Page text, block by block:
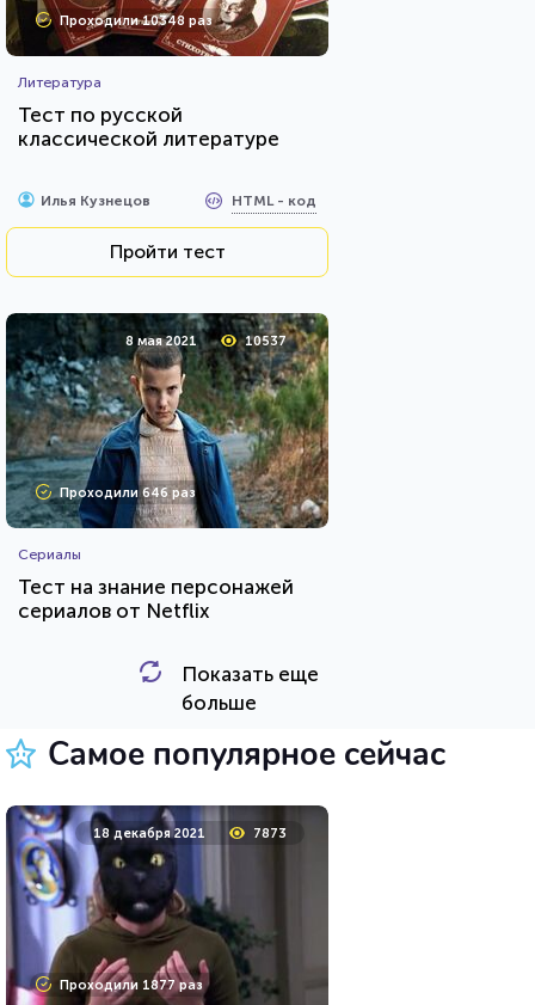
Проходили 10348 раз
Литература
Тест по русской
классической литературе
Илья Кузнецов HTML - код
Пройти тест
8 мая 2021 10537
Проходили 646 раз
Сериалы
Тест на знание персонажей
сериалов от Netflix
HTML - код
15 февраля 2022
Проходили 7539 раз
Показать еще
больше
Самое популярное сейчас
18 декабря 2021 7873
Проходили 1877 раз